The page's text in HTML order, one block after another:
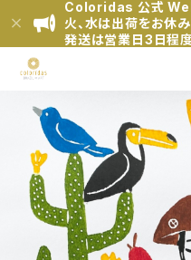
Coloridas 公式
火、水は出荷をお休み
発送は営業日3日程